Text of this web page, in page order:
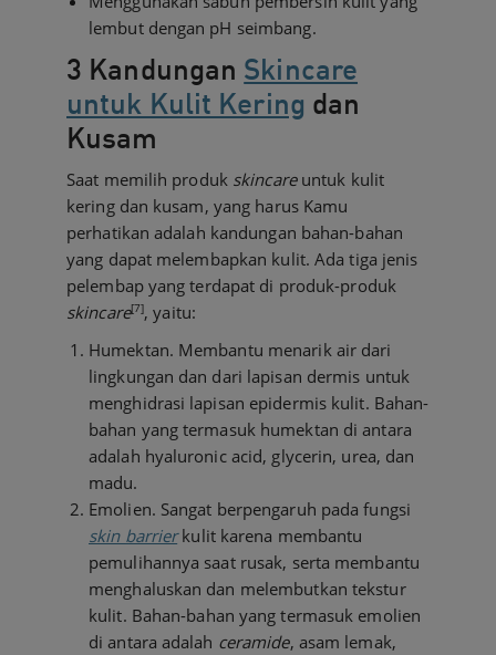
lembut dengan pH seimbang.
3 Kandungan Skincare
untuk Kulit Kering dan
Kusam
Saat memilih produk skincareuntuk kulit
kering dan kusam, yang harus Kamu
perhatikan adalah kandungan bahan-bahan
yang dapat melembapkan kulit. Ada tiga jenis
pelembap yang terdapat di produk-produk
skincare[7], yaitu:
Humektan. Membantu menarik air dari
lingkungan dan dari lapisan dermis untuk
menghidrasi lapisan epidermis kulit. Bahan-
bahan yang termasuk humektan di antara
adalah hyaluronic acid, glycerin, urea, dan
madu.
Emolien. Sangat berpengaruh pada fungsi
skin barrierkulit karena membantu
pemulihannya saat rusak, serta membantu
menghaluskan dan melembutkan tekstur
kulit. Bahan-bahan yang termasuk emolien
di antara adalah ceramide, asam lemak,